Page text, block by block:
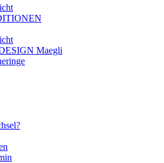
Maegli